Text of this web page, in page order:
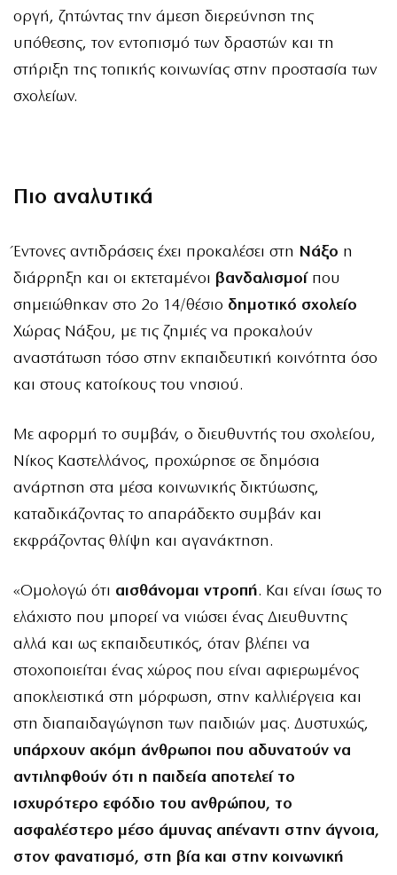
οργή, ζητώντας την άμεση διερεύνηση της
υπόθεσης, τον εντοπισμό των δραστών και τη
στήριξη της τοπικής κοινωνίας στην προστασία των
σχολείων.
Πιο αναλυτικά
Έντονες αντιδράσεις έχει προκαλέσει στη Νάξο η
διάρρηξη και οι εκτεταμένοι βανδαλισμοίπου
σημειώθηκαν στο 2ο 14/θέσιο δημοτικό σχολείο
Χώρας Νάξου, με τις ζημιές να προκαλούν
αναστάτωση τόσο στην εκπαιδευτική κοινότητα όσο
και στους κατοίκους του νησιού.
Με αφορμή το συμβάν, ο διευθυντής του σχολείου,
Νίκος Καστελλάνος, προχώρησε σε δημόσια
ανάρτηση στα μέσα κοινωνικής δικτύωσης,
καταδικάζοντας το απαράδεκτο συμβάν και
εκφράζοντας θλίψη και αγανάκτηση.
«Ομολογώ ότι αισθάνομαι ντροπή. Και είναι ίσως το
ελάχιστο που μπορεί να νιώσει ένας Διευθυντης
αλλά και ως εκπαιδευτικός, όταν βλέπει να
στοχοποιείται ένας χώρος που είναι αφιερωμένος
αποκλειστικά στη μόρφωση, στην καλλιέργεια και
στη διαπαιδαγώγηση των παιδιών μας. Δυστυχώς,
υπάρχουν ακόμη άνθρωποι που αδυνατούν να
αντιληφθούν ότι η παιδεία αποτελεί το
ισχυρότερο εφόδιο του ανθρώπου, το
ασφαλέστερο μέσο άμυνας απέναντι στην άγνοια,
στον φανατισμό, στη βία και στην κοινωνική